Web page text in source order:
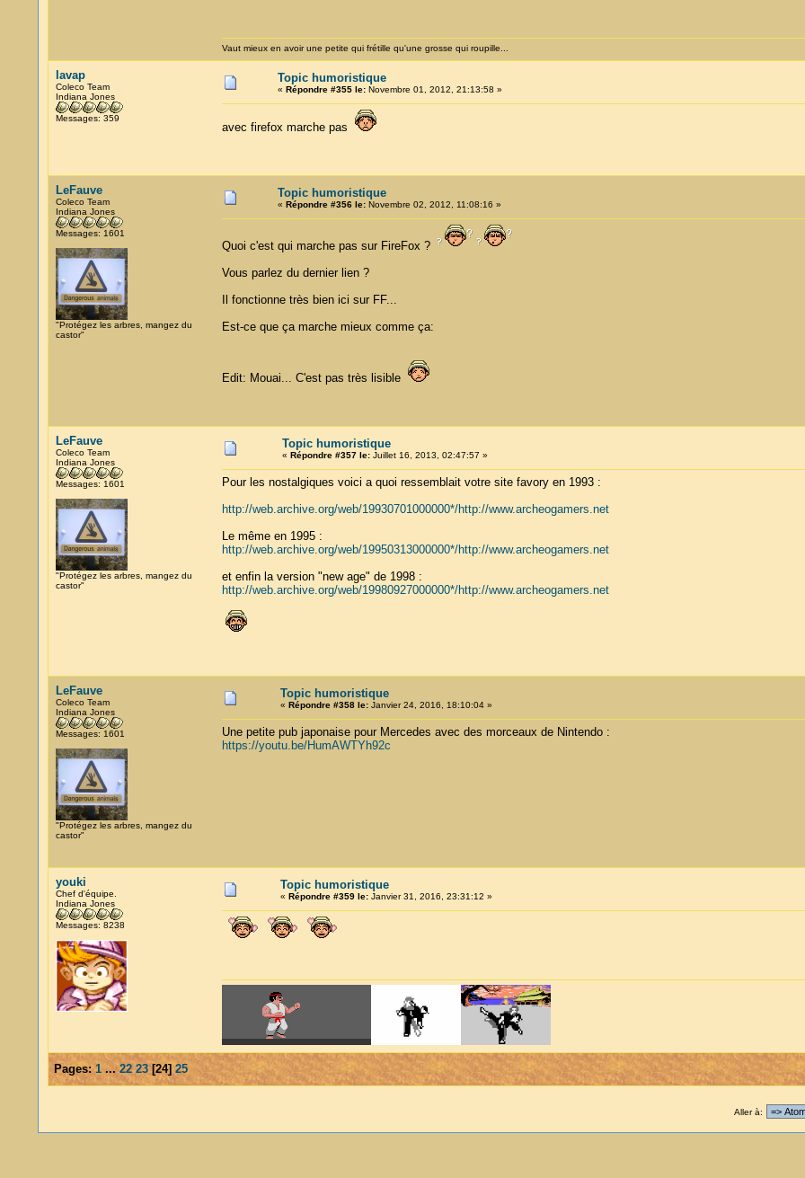
Vaut mieux en avoir une petite qui frétille qu'une grosse qui roupille...
lavap
Coleco Team
Indiana Jones
Messages: 359
Topic humoristique
« Répondre #355 le:Novembre 01, 2012, 21:13:58 »
avec firefox marche pas
LeFauve
Coleco Team
Indiana Jones
Messages: 1601
"Protégez les arbres, mangez du
castor"
Topic humoristique
« Répondre #356 le:Novembre 02, 2012, 11:08:16 »
Quoi c'est qui marche pas sur FireFox ?
Vous parlez du dernier lien ?
Il fonctionne très bien ici sur FF...
Est-ce que ça marche mieux comme ça:
Edit: Mouai... C'est pas très lisible
LeFauve
Coleco Team
Indiana Jones
Messages: 1601
"Protégez les arbres, mangez du
castor"
Topic humoristique
« Répondre #357 le:Juillet 16, 2013, 02:47:57 »
Pour les nostalgiques voici a quoi ressemblait votre site favory en 1993 :
http://web.archive.org/web/19930701000000*/http://www.archeogamers.net
Le même en 1995 :
http://web.archive.org/web/19950313000000*/http://www.archeogamers.net
et enfin la version "new age" de 1998 :
http://web.archive.org/web/19980927000000*/http://www.archeogamers.net
LeFauve
Coleco Team
Indiana Jones
Messages: 1601
"Protégez les arbres, mangez du
castor"
Topic humoristique
« Répondre #358 le:Janvier 24, 2016, 18:10:04 »
Une petite pub japonaise pour Mercedes avec des morceaux de Nintendo :
https://youtu.be/HumAWTYh92c
youki
Chef d'équipe.
Indiana Jones
Messages: 8238
Topic humoristique
« Répondre #359 le:Janvier 31, 2016, 23:31:12 »
Pages: 1 ...22 23[24] 25
Aller à: